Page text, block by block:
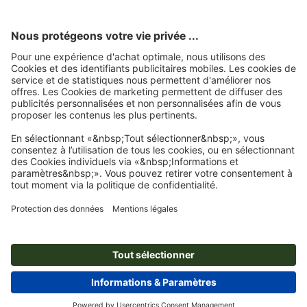
Page d'accueil Matériel bureau Tampons Tampon en bois
Tampon en bois
avec empreinte
À propos de nous
Presse
Emplois & carrière
Service
Modes de paiement
Expédition
Blog
Tutoriels Photoshop
15 %